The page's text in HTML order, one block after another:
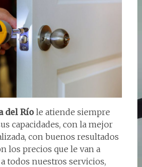
del Ríole atiende siempre
capacidades, con la mejor
con buenos resultados
los precios que le van a
todos nuestros servicios,